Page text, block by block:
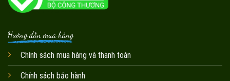
Hướng dẫn mua hàng
Chính sách mua hàng và thanh toán
Chính sách bảo hành